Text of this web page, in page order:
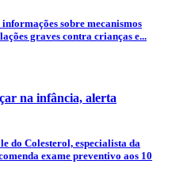
sobre mecanismos
graves contra crianças e...
na infância, alerta
do Colesterol, especialista da
exame preventivo aos 10